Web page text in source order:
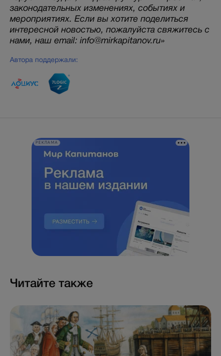
законодательных изменениях, событиях и
мероприятиях. Если вы хотите поделиться
интересной новостью, пожалуйста свяжитесь с
нами, наш email: info@mirkapitanov.ru»
Автора поддержали:
РЕКЛАМА
Читайте также